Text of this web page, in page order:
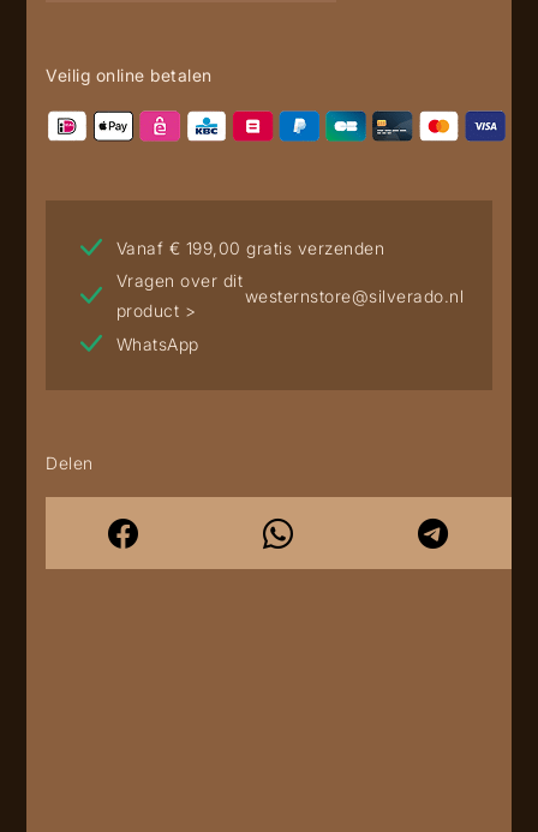
Veilig online betalen
Vanaf € 199,00 gratis verzenden
Vragen over dit
product >
westernstore@silverado.nl
WhatsApp
Delen